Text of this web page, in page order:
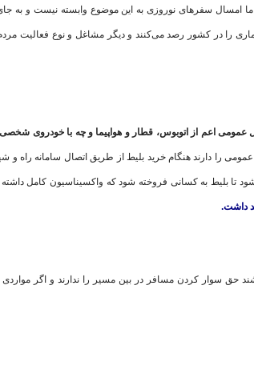
امسال سفرهای نوروزی به این موضوع وابسته نیست و به
را در کشور رصد می‌کنند و دیگر مشاغل و نوع فعالیت مردم
عمومی اعم از اتوبوس، قطار و هواپیما و چه با خودروی
را دارند هنگام خرید بلیط از طریق اتصال سامانه راه و
بلیط به کسانی فروخته شود که واکسیناسیون کامل
داشت.
حق سوار کردن مسافر در بین مسیر را ندارند و اگر